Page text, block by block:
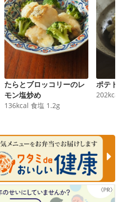
たらとブロッコリーのレ
モン塩炒め
136kcal 食塩 1.2g
ポテト
202kcal